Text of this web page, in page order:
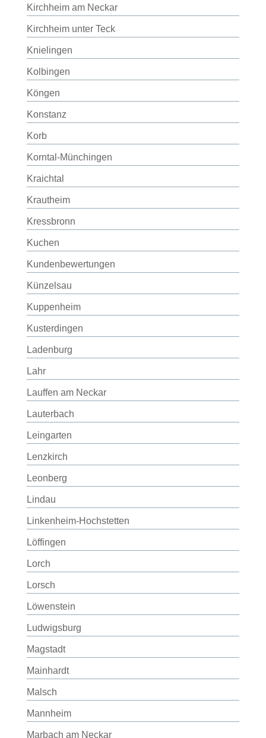
Kirchheim am Neckar
Kirchheim unter Teck
Knielingen
Kolbingen
Köngen
Konstanz
Korb
Korntal-Münchingen
Kraichtal
Krautheim
Kressbronn
Kuchen
Kundenbewertungen
Künzelsau
Kuppenheim
Kusterdingen
Ladenburg
Lahr
Lauffen am Neckar
Lauterbach
Leingarten
Lenzkirch
Leonberg
Lindau
Linkenheim-Hochstetten
Löffingen
Lorch
Lorsch
Löwenstein
Ludwigsburg
Magstadt
Mainhardt
Malsch
Mannheim
Marbach am Neckar